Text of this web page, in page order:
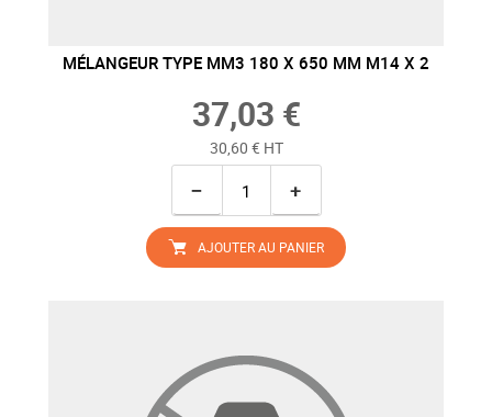
MÉLANGEUR TYPE MM3 180 X 650 MM M14 X 2
37,03 €
30,60 € HT
− +
AJOUTER AU PANIER